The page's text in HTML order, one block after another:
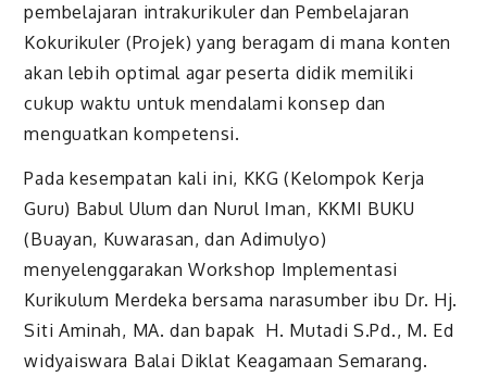
pembelajaran intrakurikuler dan Pembelajaran
Kokurikuler (Projek) yang beragam di mana konten
akan lebih optimal agar peserta didik memiliki
cukup waktu untuk mendalami konsep dan
menguatkan kompetensi.
Pada kesempatan kali ini, KKG (Kelompok Kerja
Guru) Babul Ulum dan Nurul Iman, KKMI BUKU
(Buayan, Kuwarasan, dan Adimulyo)
menyelenggarakan Workshop Implementasi
Kurikulum Merdeka bersama narasumber ibu Dr. Hj.
Siti Aminah, MA. dan bapak H. Mutadi S.Pd., M. Ed
widyaiswara Balai Diklat Keagamaan Semarang.